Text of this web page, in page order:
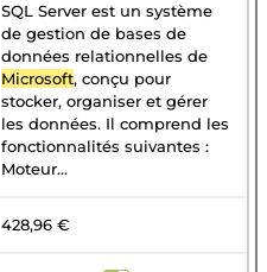
SQL Server est un système
de gestion de bases de
données relationnelles de
Microsoft, conçu pour
stocker, organiser et gérer
les données. Il comprend les
fonctionnalités suivantes :
Moteur...
428,96 €